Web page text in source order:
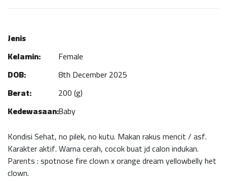
Jenis
Kelamin:
Female
DOB:
8th December 2025
Berat:
200 (g)
Kedewasaan:Baby
Kondisi Sehat, no pilek, no kutu. Makan rakus mencit / asf.
Karakter aktif. Warna cerah, cocok buat jd calon indukan.
Parents : spotnose fire clown x orange dream yellowbelly het
clown.